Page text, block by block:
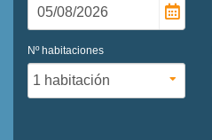
Nº habitaciones